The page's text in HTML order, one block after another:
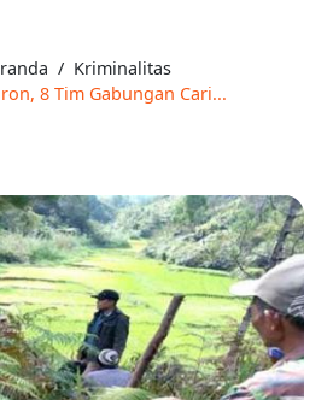
Kriminalitas
8 Tim Gabungan Cari...